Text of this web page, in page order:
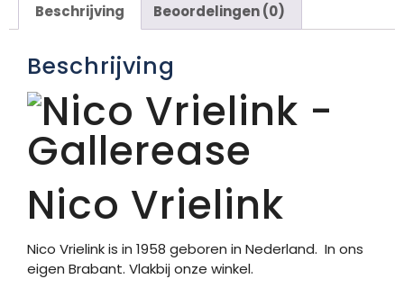
Beschrijving Beoordelingen (0)
Beschrijving
Nico Vrielink
Nico Vrielink is in 1958 geboren in Nederland. In ons
eigen Brabant. Vlakbij onze winkel.